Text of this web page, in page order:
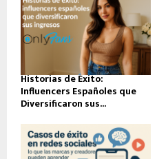
Historias de Éxito:
Influencers Españoles que
Diversificaron sus...